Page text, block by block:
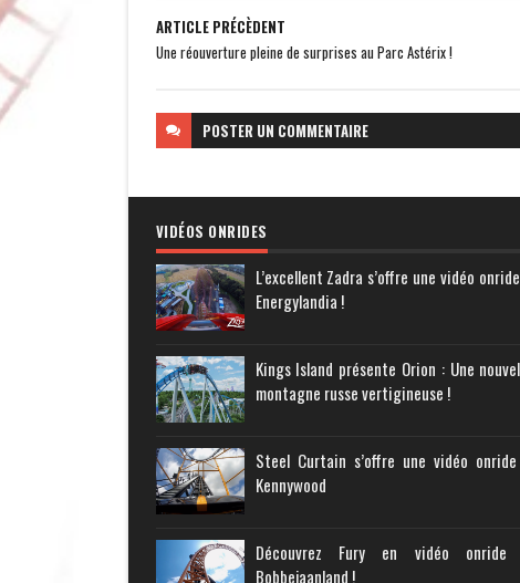
ARTICLE PRÉCÈDENT
Une réouverture pleine de surprises au Parc Astérix !
POSTER UN COMMENTAIRE
VIDÉOS ONRIDES
L’excellent Zadra s’offre une vidéo
Energylandia !
Kings Island présente Orion : Une
montagne russe vertigineuse !
Steel Curtain s’offre une vidéo
Kennywood
Découvrez Fury en vidéo onride
Bobbejaanland !